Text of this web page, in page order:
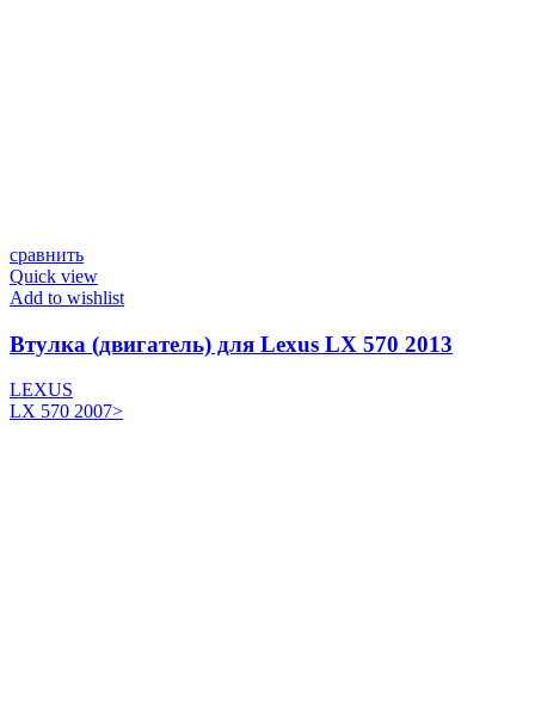
сравнить
Quick view
Add to wishlist
Втулка (двигатель) для Lexus LX 570 2013
LEXUS
LX 570 2007>